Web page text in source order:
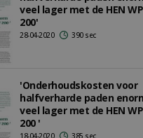
veel lager met de HEN
200'
28-04-2020 390 sec
'Onderhoudskosten voor
halfverharde paden
veel lager met de HEN
200 '
18-04-2020 385 sec